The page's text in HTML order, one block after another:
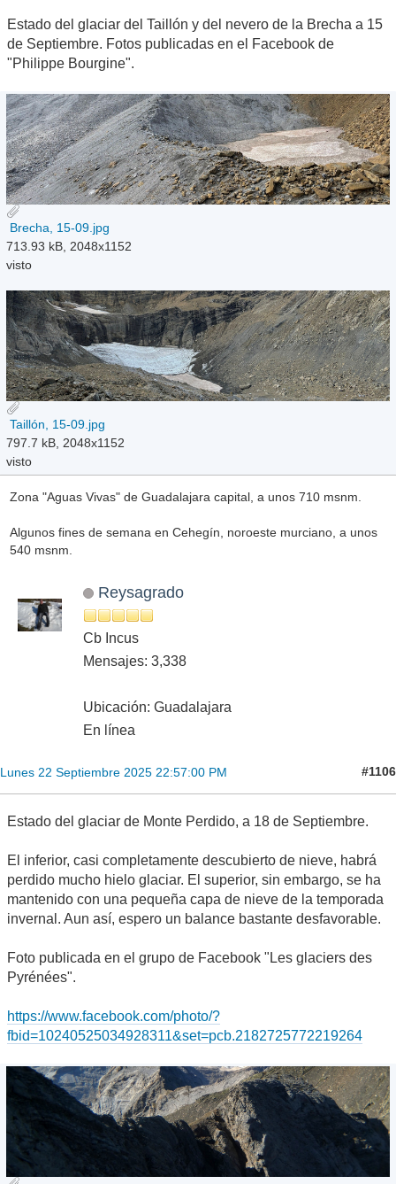
Estado del glaciar del Taillón y del nevero de la Brecha a 15
de Septiembre. Fotos publicadas en el Facebook de
"Philippe Bourgine".
Brecha, 15-09.jpg
713.93 kB, 2048x1152
visto
Taillón, 15-09.jpg
797.7 kB, 2048x1152
visto
Zona "Aguas Vivas" de Guadalajara capital, a unos 710 msnm.
Algunos fines de semana en Cehegín, noroeste murciano, a unos
540 msnm.
Reysagrado
Cb Incus
Mensajes: 3,338
Ubicación: Guadalajara
En línea
Lunes 22 Septiembre 2025 22:57:00 PM #1106
Estado del glaciar de Monte Perdido, a 18 de Septiembre.
El inferior, casi completamente descubierto de nieve, habrá
perdido mucho hielo glaciar. El superior, sin embargo, se ha
mantenido con una pequeña capa de nieve de la temporada
invernal. Aun así, espero un balance bastante desfavorable.
Foto publicada en el grupo de Facebook "Les glaciers des
Pyrénées".
https://www.facebook.com/photo/?
fbid=10240525034928311&set=pcb.2182725772219264